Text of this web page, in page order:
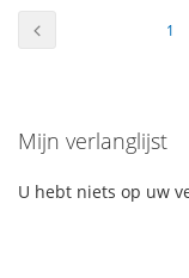
Pagina
Vorige 1
Mijn verlanglijst
U hebt niets op uw